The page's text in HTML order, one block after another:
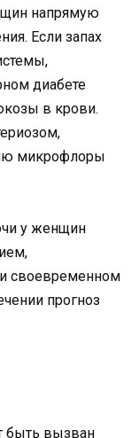
напрямую
Если запах
диабете
в крови.
микрофлоры
у женщин
своевременном
прогноз
быть вызван